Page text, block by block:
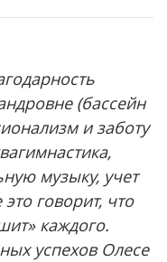
(бассейн
и заботу
музыку, учет
говорит, что
каждого.
успехов Олесе